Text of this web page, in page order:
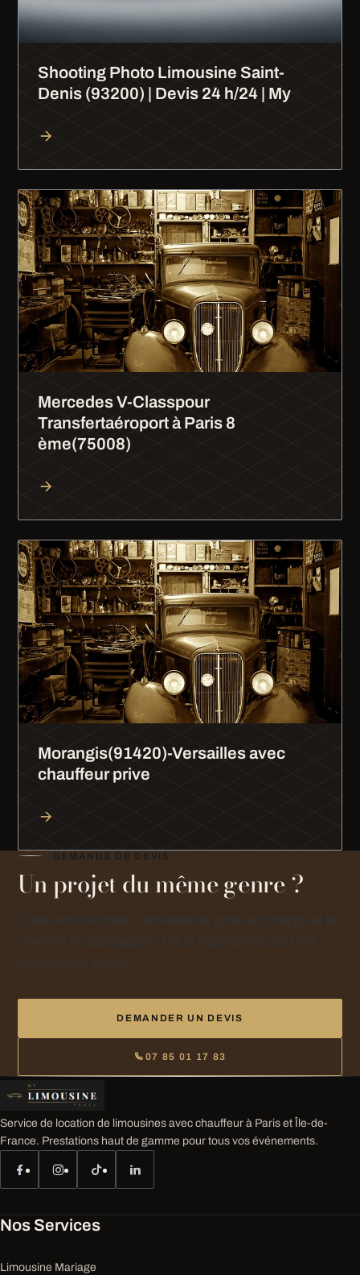
Shooting Photo Limousine Saint-
Denis (93200) | Devis 24 h/24 | My
Mercedes V-Classpour
Transfertaéroport à Paris 8
ème(75008)
Morangis(91420)-Versailles avec
chauffeur prive
DEMANDE DE DEVIS
Un projet du même genre ?
DEMANDER UN DEVIS
07 85 01 17 83
Service de location de limousines avec chauffeur à Paris et Île-de-
France. Prestations haut de gamme pour tous vos événements.
Nos Services
Limousine Mariage